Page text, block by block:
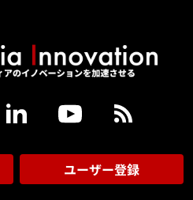
ユーザー登録